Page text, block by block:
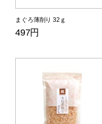
まぐろ薄削り 32ｇ
497円